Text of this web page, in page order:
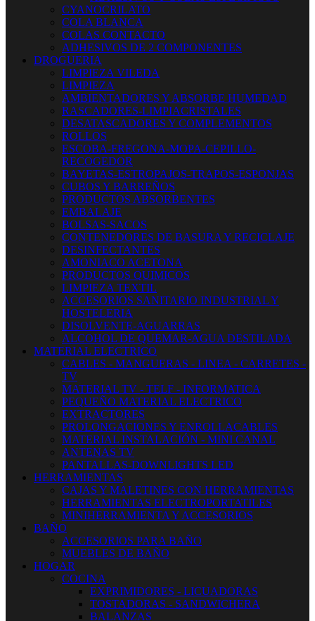
CYANOCRILATO
COLA BLANCA
COLAS CONTACTO
ADHESIVOS DE 2 COMPONENTES
DROGUERIA
LIMPIEZA VILEDA
LIMPIEZA
AMBIENTADORES Y ABSORBE HUMEDAD
RASCADORES-LIMPIACRISTALES
DESATASCADORES Y COMPLEMENTOS
ROLLOS
ESCOBA-FREGONA-MOPA-CEPILLO-
RECOGEDOR
BAYETAS-ESTROPAJOS-TRAPOS-ESPONJAS
CUBOS Y BARREÑOS
PRODUCTOS ABSORBENTES
EMBALAJE
BOLSAS-SACOS
CONTENEDORES DE BASURA Y RECICLAJE
DESINFECTANTES
AMONIACO ACETONA
PRODUCTOS QUIMICOS
LIMPIEZA TEXTIL
ACCESORIOS SANITARIO INDUSTRIAL Y
HOSTELERIA
DISOLVENTE-AGUARRAS
ALCOHOL DE QUEMAR-AGUA DESTILADA
MATERIAL ELECTRICO
CABLES - MANGUERAS - LINEA - CARRETES -
TV
MATERIAL TV - TELF - INFORMATICA
PEQUEÑO MATERIAL ELECTRICO
EXTRACTORES
PROLONGACIONES Y ENROLLACABLES
MATERIAL INSTALACIÓN - MINI CANAL
ANTENAS TV
PANTALLAS-DOWNLIGHTS LED
HERRAMIENTAS
CAJAS Y MALETINES CON HERRAMIENTAS
HERRAMIENTAS ELECTROPORTATILES
MINIHERRAMIENTA Y ACCESORIOS
BAÑO
ACCESORIOS PARA BAÑO
MUEBLES DE BAÑO
HOGAR
COCINA
EXPRIMIDORES - LICUADORAS
TOSTADORAS - SANDWICHERA
BALANZAS